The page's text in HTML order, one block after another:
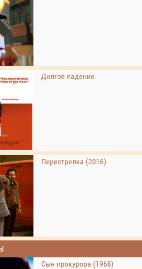
Долгое падение
Перестрелка (2016)
Сын прокурора (1968)